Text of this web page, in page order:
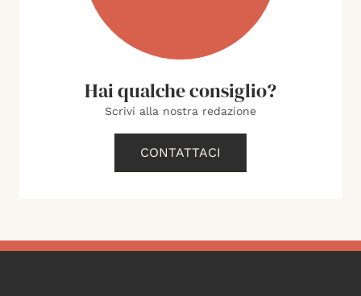
Hai qualche consiglio?
Scrivi alla nostra redazione
CONTATTACI